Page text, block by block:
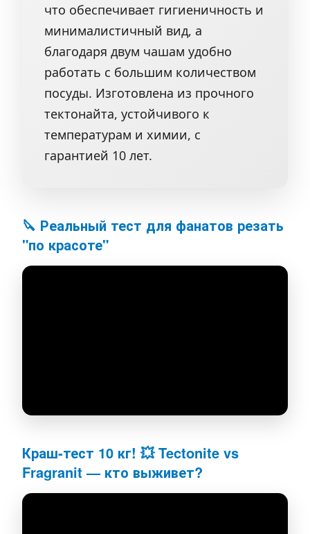
что обеспечивает гигиеничность и
минималистичный вид, а
благодаря двум чашам удобно
работать с большим количеством
посуды. Изготовлена из прочного
тектонайта, устойчивого к
температурам и химии, с
гарантией 10 лет.
🔪 Реальный тест для фанатов резать
"по красоте"
Краш-тест 10 кг! 💥 Tectonite vs
Fragranit — кто выживет?